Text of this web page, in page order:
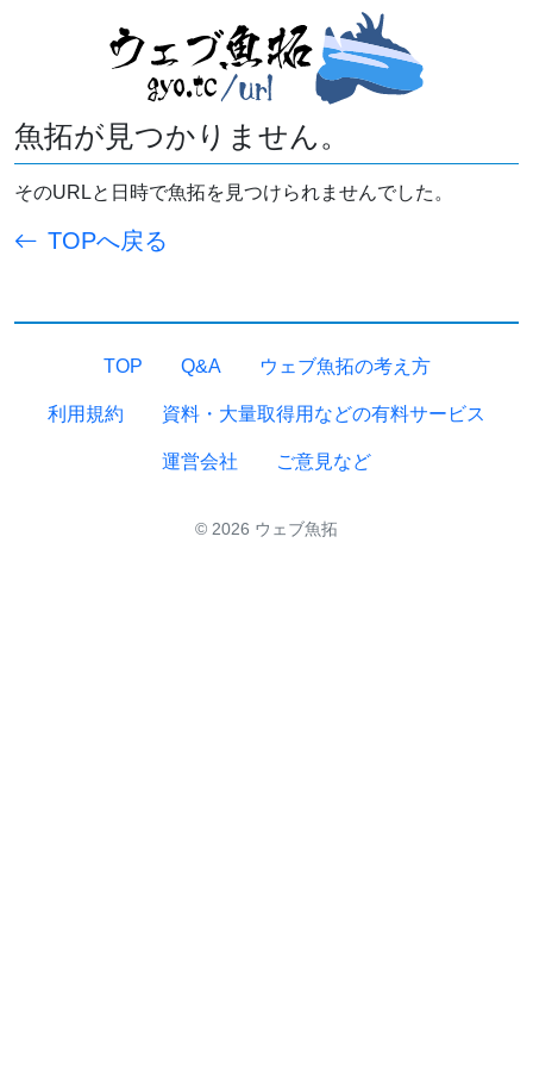
魚拓が見つかりません。
そのURLと日時で魚拓を見つけられませんでした。
TOPへ戻る
TOP Q&A ウェブ魚拓の考え方
利用規約 資料・大量取得用などの有料サービス
運営会社 ご意見など
© 2026 ウェブ魚拓